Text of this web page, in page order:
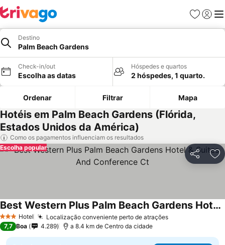
Favoritos
Iniciar
Destino
Palm Beach Gardens
Check-in/out
Escolha as datas
Hóspedes e quartos
2 hóspedes, 1 quarto.
Ordenar Filtrar Mapa
Hotéis em Palm Beach Gardens (Flórida,
Estados Unidos da América)
Como os pagamentos influenciam os resultados
Partilhar
Escolha popular
3 EstrelasHotel Localização conveniente perto de atrações
Best Western Plus Palm Beach Gardens Hotel & Suites And Conference Ct
7,7 Boa 4.289 a 8.4 km de Centro da cidade